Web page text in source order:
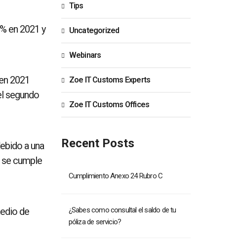
en 2021 y
2021
segundo
a una
se cumple
de
Tips
Uncategorized
Webinars
Zoe IT Customs Experts
Zoe IT Customs Offices
Recent Posts
Cumplimiento Anexo 24 Rubro C
¿Sabes como consultal el saldo de tu
póliza de servicio?